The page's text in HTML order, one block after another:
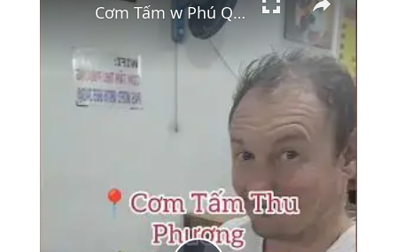
Cơm Tấm w Phú Quốc 🌴 Ryż łamany z żeberkiem i jajkiem